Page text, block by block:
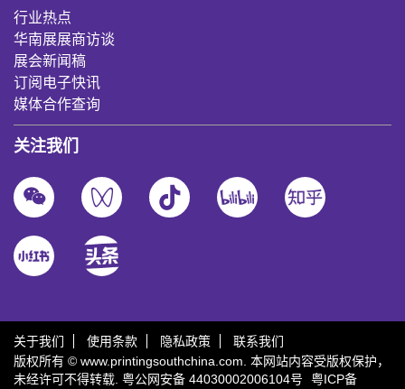
行业热点
华南展展商访谈
展会新闻稿
订阅电子快讯
媒体合作查询
关注我们
关于我们 使用条款 隐私政策
联系我们
版权所有 © www.printingsouthchina.com. 本网站内容受版权保护，
未经许可不得转载. 粤公网安备 44030002006104号 粤ICP备